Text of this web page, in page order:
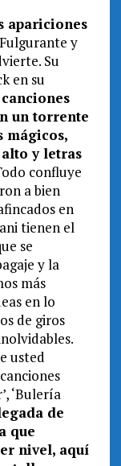
apariciones
y
Su
en su
un torrente
mágicos,
y letras
confluye
a bien
en
tienen el
se
y la
más
en lo
de giros
usted
‘Bulería
de
que
nivel, aquí